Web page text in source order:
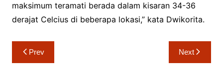
maksimum teramati berada dalam kisaran 34-36
derajat Celcius di beberapa lokasi,” kata Dwikorita.
Navigasi
pos
Prev Next